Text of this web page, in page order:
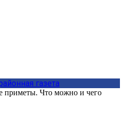
газета
приметы. Что можно и чего